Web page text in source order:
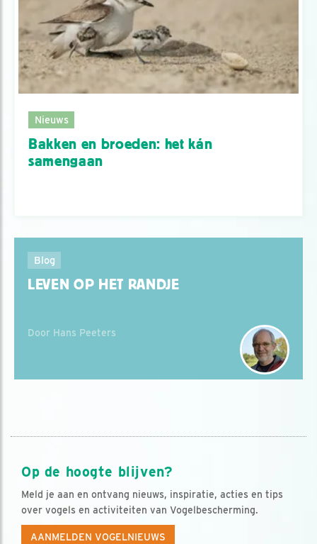
Nieuws
Bakken en broeden: het kán
samengaan
Blog
LEVEN OP HET RANDJE
Door Hans Peeters
Op de hoogte blijven?
Meld je aan en ontvang nieuws, inspiratie, acties en tips
over vogels en activiteiten van Vogelbescherming.
AANMELDEN VOGELNIEUWS